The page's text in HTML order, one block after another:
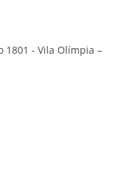
1801 - Vila Olímpia –